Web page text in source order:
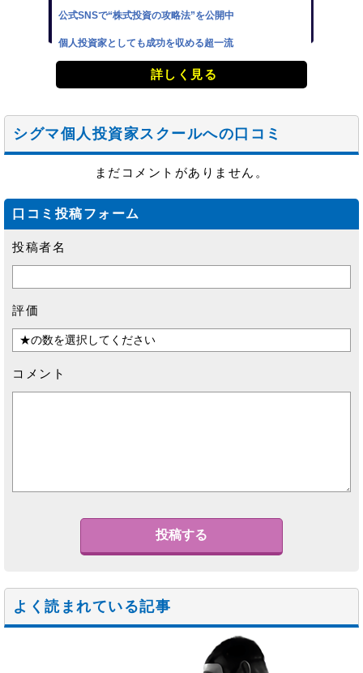
公式SNSで“株式投資の攻略法”を公開中
個人投資家としても成功を収める超一流
詳しく見る
シグマ個人投資家スクールへの口コミ
まだコメントがありません。
口コミ投稿フォーム
コメント
評価
投稿者名
よく読まれている記事